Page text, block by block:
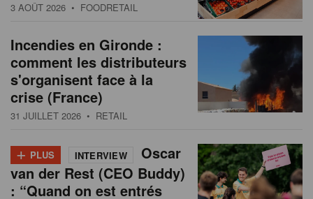
3 AOÛT 2026 • FOODRETAIL
Incendies en Gironde :
comment les distributeurs
s'organisent face à la
crise (France)
31 JUILLET 2026 • RETAIL
+ PLUS INTERVIEW
Oscar
van der Rest (CEO Buddy)
: “Quand on est entrés